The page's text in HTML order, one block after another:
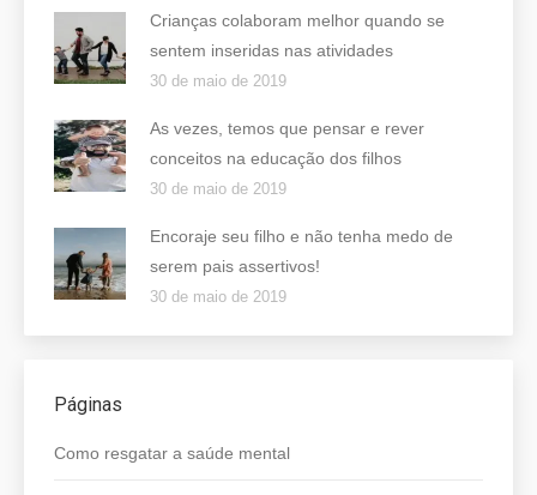
Crianças colaboram melhor quando se
sentem inseridas nas atividades
30 de maio de 2019
As vezes, temos que pensar e rever
conceitos na educação dos filhos
30 de maio de 2019
Encoraje seu filho e não tenha medo de
serem pais assertivos!
30 de maio de 2019
Páginas
Como resgatar a saúde mental